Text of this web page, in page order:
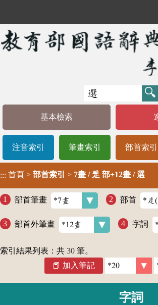
基本檢索
注音索引 筆畫索引 部首索引
::: 首頁 > 部首索引 > 7畫 / 辵 部+12畫 / 選
部首筆畫 部首
部首外筆畫 字詞
索引結果列表：共 30 筆。
加入筆記
字詞